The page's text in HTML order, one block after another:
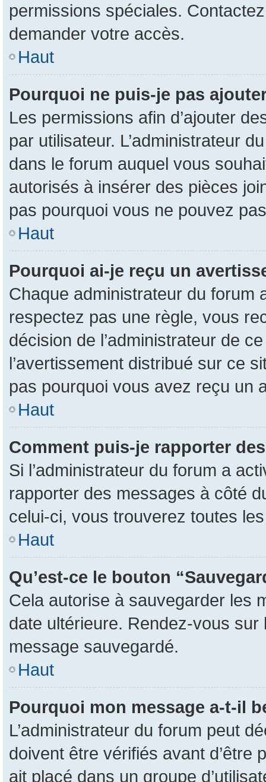
permissions spéciales.
demander votre accès.
Haut
Pourquoi ne puis-je pas
Les permissions afin d’ajouter
par utilisateur. L’administrateur
dans le forum auquel vous
autorisés à insérer des pièces
pas pourquoi vous ne pouvez
Haut
Pourquoi ai-je reçu un
Chaque administrateur du forum
respectez pas une règle, vous
décision de l’administrateur de
l’avertissement distribué sur ce
pas pourquoi vous avez reçu un
Haut
Comment puis-je rapporter
Si l’administrateur du forum a
rapporter des messages à côté
celui-ci, vous trouverez toutes
Haut
Qu’est-ce le bouton
Cela autorise à sauvegarder les
date ultérieure. Rendez-vous sur
message sauvegardé.
Haut
Pourquoi mon message a-t-il
L’administrateur du forum peut
doivent être vérifiés avant d’être
ait placé dans un groupe